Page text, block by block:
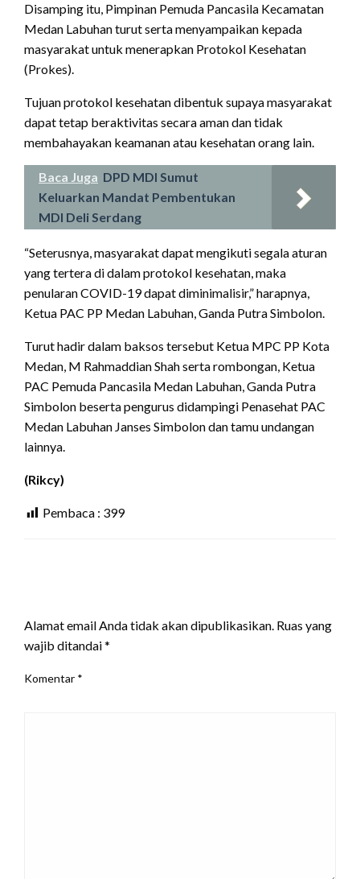
Disamping itu, Pimpinan Pemuda Pancasila Kecamatan
Medan Labuhan turut serta menyampaikan kepada
masyarakat untuk menerapkan Protokol Kesehatan
(Prokes).
Tujuan protokol kesehatan dibentuk supaya masyarakat
dapat tetap beraktivitas secara aman dan tidak
membahayakan keamanan atau kesehatan orang lain.
Baca Juga DPD MDI Sumut
Keluarkan Mandat Pembentukan
MDI Deli Serdang
“Seterusnya, masyarakat dapat mengikuti segala aturan
yang tertera di dalam protokol kesehatan, maka
penularan COVID-19 dapat diminimalisir,” harapnya,
Ketua PAC PP Medan Labuhan, Ganda Putra Simbolon.
Turut hadir dalam baksos tersebut Ketua MPC PP Kota
Medan, M Rahmaddian Shah serta rombongan, Ketua
PAC Pemuda Pancasila Medan Labuhan, Ganda Putra
Simbolon beserta pengurus didampingi Penasehat PAC
Medan Labuhan Janses Simbolon dan tamu undangan
lainnya.
(Rikcy)
Pembaca : 399
Alamat email Anda tidak akan dipublikasikan. Ruas yang
wajib ditandai*
Komentar *